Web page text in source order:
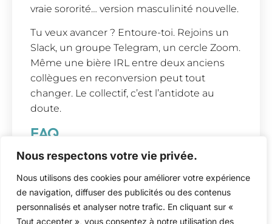
Nous respectons votre vie privée.
Nous utilisons des cookies pour améliorer votre expérience
de navigation, diffuser des publicités ou des contenus
personnalisés et analyser notre trafic. En cliquant sur «
Tout accepter », vous consentez à notre utilisation des
vraie sororité… version masculinité nouvelle.
Tu veux avancer ? Entoure-toi. Rejoins un
Slack, un groupe Telegram, un cercle Zoom.
Même une bière IRL entre deux anciens
collègues en reconversion peut tout
changer. Le collectif, c’est l’antidote au
doute.
FAQ
Est-ce que le freelancing est fait pour
moi ?
Oui, si vous cherchez liberté, sens et
autonomie dans votre travail.